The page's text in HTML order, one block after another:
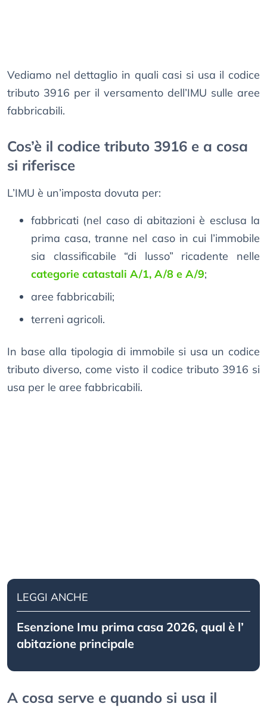
Vediamo nel dettaglio in quali casi si usa il codice
tributo 3916 per il versamento dell’IMU sulle aree
fabbricabili.
Cos’è il codice tributo 3916 e a cosa
si riferisce
L’IMU è un’imposta dovuta per:
fabbricati (nel caso di abitazioni è esclusa la
prima casa, tranne nel caso in cui l’immobile
sia classificabile “di lusso” ricadente nelle
categorie catastali A/1, A/8 e A/9;
aree fabbricabili;
terreni agricoli.
In base alla tipologia di immobile si usa un codice
tributo diverso, come visto il codice tributo 3916 si
usa per le aree fabbricabili.
LEGGI ANCHE
Esenzione Imu prima casa 2026, qual è l’
abitazione principale
A cosa serve e quando si usa il